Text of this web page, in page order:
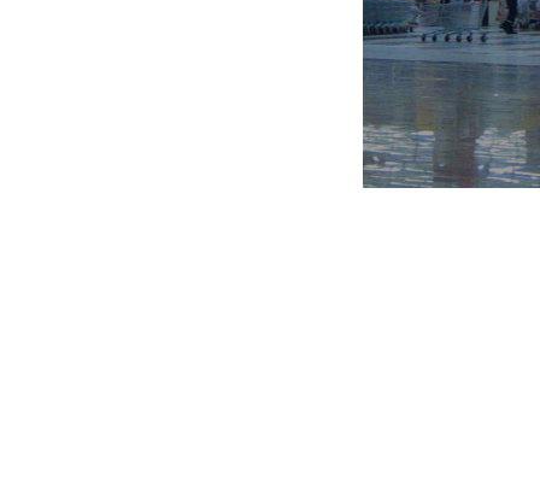
доверии, партнерстве и развитии.
лежит в основе взаимоотношений
компании, между
сотрудниками, в том числе в
стратегических решений.